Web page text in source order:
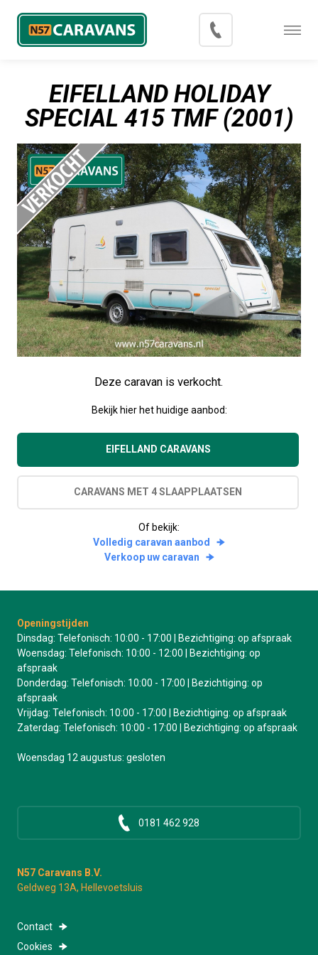
EIFELLAND HOLIDAY
SPECIAL 415 TMF (2001)
Deze caravan is verkocht.
Bekijk hier het huidige aanbod:
EIFELLAND CARAVANS
CARAVANS MET 4 SLAAPPLAATSEN
Of bekijk:
Volledig caravan aanbod
Verkoop uw caravan
Openingstijden
Dinsdag: Telefonisch: 10:00 - 17:00 | Bezichtiging: op afspraak
Woensdag: Telefonisch: 10:00 - 12:00 | Bezichtiging: op
afspraak
Donderdag: Telefonisch: 10:00 - 17:00 | Bezichtiging: op
afspraak
Vrijdag: Telefonisch: 10:00 - 17:00 | Bezichtiging: op afspraak
Zaterdag: Telefonisch: 10:00 - 17:00 | Bezichtiging: op afspraak
Woensdag 12 augustus: gesloten
0181 462 928
N57 Caravans B.V.
Geldweg 13A, Hellevoetsluis
Contact
Cookies
Menu
Blog
Export
Contact
Over N57 Caravans